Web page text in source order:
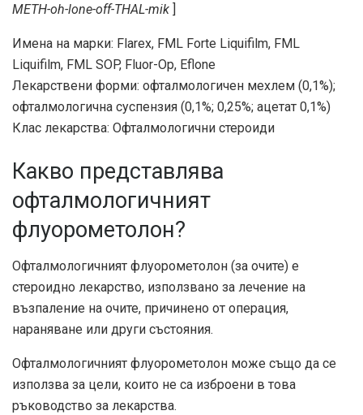
METH-oh-lone-off-THAL-mik ]
Имена на марки: Flarex, FML Forte Liquifilm, FML
Liquifilm, FML SOP, Fluor-Op, Eflone
Лекарствени форми: офталмологичен мехлем (0,1%);
офталмологична суспензия (0,1%; 0,25%; ацетат 0,1%)
Клас лекарства: Офталмологични стероиди
Какво представлява
офталмологичният
флуорометолон?
Офталмологичният флуорометолон (за очите) е
стероидно лекарство, използвано за лечение на
възпаление на очите, причинено от операция,
нараняване или други състояния.
Офталмологичният флуорометолон може също да се
използва за цели, които не са изброени в това
ръководство за лекарства.